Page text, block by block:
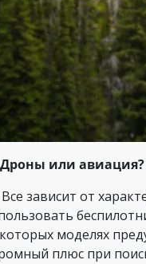
или
Все зависит от
моделях
плюс при